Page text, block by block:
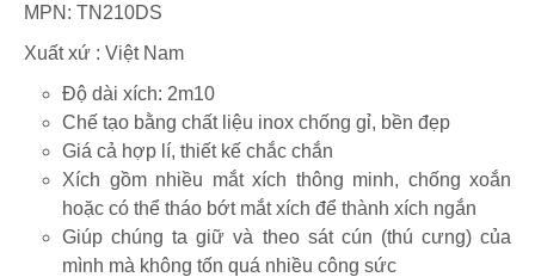
MPN: TN210DS
Xuất xứ : Việt Nam
Độ dài xích: 2m10
Chế tạo bằng chất liệu inox chống gỉ, bền đẹp
Giá cả hợp lí, thiết kế chắc chắn
Xích gồm nhiều mắt xích thông minh, chống xoắn
hoặc có thể tháo bớt mắt xích để thành xích ngắn
Giúp chúng ta giữ và theo sát cún (thú cưng) của
mình mà không tốn quá nhiều công sức